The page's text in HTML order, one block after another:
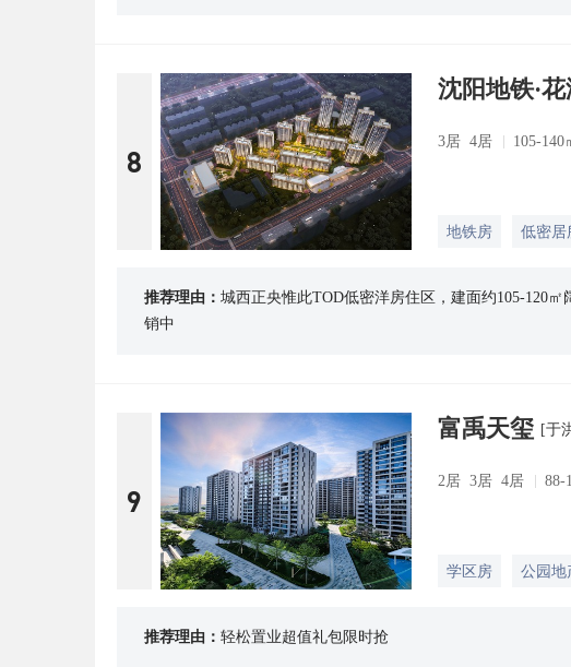
8
沈阳地铁·
3居 4居 105-140
地铁房 低密居
推荐理由： 城西正央惟此TOD低密洋房住区，建面约105-120
销中
9
富禹天玺 [于
2居 3居 4居 88-
学区房 公园地
推荐理由： 轻松置业超值礼包限时抢